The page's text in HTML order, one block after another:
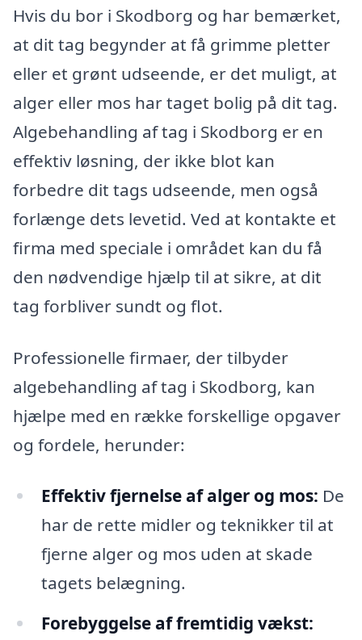
Hvis du bor i Skodborg og har bemærket,
at dit tag begynder at få grimme pletter
eller et grønt udseende, er det muligt, at
alger eller mos har taget bolig på dit tag.
Algebehandling af tag i Skodborg er en
effektiv løsning, der ikke blot kan
forbedre dit tags udseende, men også
forlænge dets levetid. Ved at kontakte et
firma med speciale i området kan du få
den nødvendige hjælp til at sikre, at dit
tag forbliver sundt og flot.
Professionelle firmaer, der tilbyder
algebehandling af tag i Skodborg, kan
hjælpe med en række forskellige opgaver
og fordele, herunder:
Effektiv fjernelse af alger og mos: De
har de rette midler og teknikker til at
fjerne alger og mos uden at skade
tagets belægning.
Forebyggelse af fremtidig vækst: